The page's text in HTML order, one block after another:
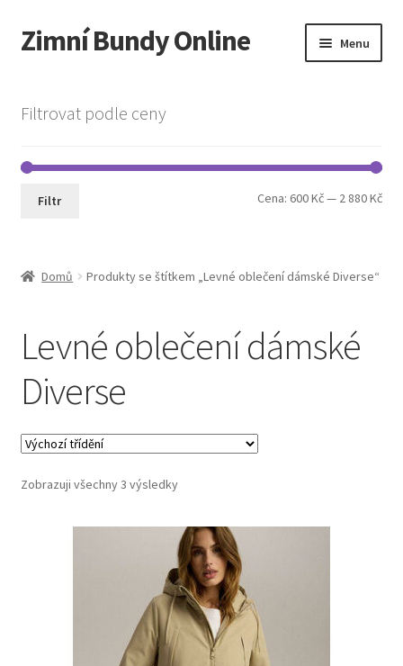
Přeskočit
na
Přejít
k
Zimní Bundy Online Menu
menu
Filtrovat podle ceny
Filtr Cena: 600 Kč— 2 880 Kč
Domů Produkty se štítkem „Levné oblečení dámské Diverse“
Levné oblečení dámské
Diverse
Zobrazuji všechny 3 výsledky